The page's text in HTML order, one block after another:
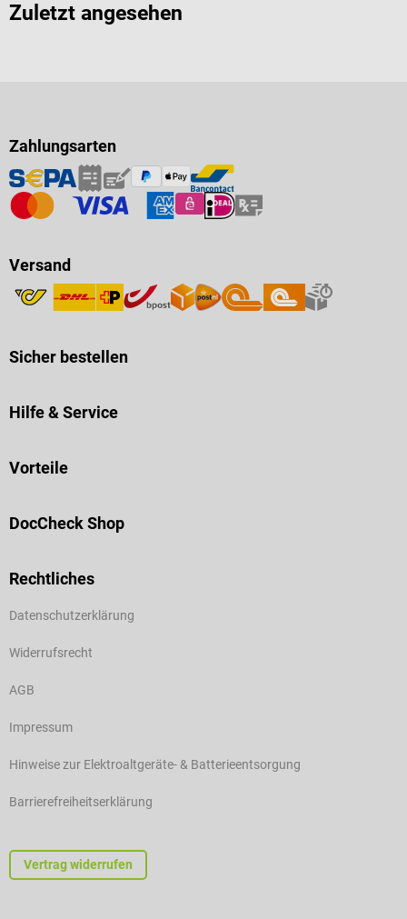
Zuletzt angesehen
Zahlungsarten
Versand
Sicher bestellen
Hilfe & Service
Vorteile
DocCheck Shop
Rechtliches
Datenschutzerklärung
Widerrufsrecht
AGB
Impressum
Hinweise zur Elektroaltgeräte- & Batterieentsorgung
Barrierefreiheitserklärung
Vertrag widerrufen